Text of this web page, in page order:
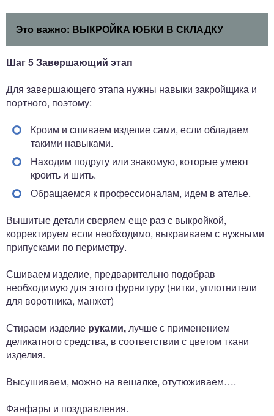
Это важно: ВЫКРОЙКА ЮБКИ В СКЛАДКУ
Шаг 5 Завершающий этап
Для завершающего этапа нужны навыки закройщика и
портного, поэтому:
Кроим и сшиваем изделие сами, если обладаем
такими навыками.
Находим подругу или знакомую, которые умеют
кроить и шить.
Обращаемся к профессионалам, идем в ателье.
Вышитые детали сверяем еще раз с выкройкой,
корректируем если необходимо, выкраиваем с нужными
припусками по периметру.
Сшиваем изделие, предварительно подобрав
необходимую для этого фурнитуру (нитки, уплотнители
для воротника, манжет)
Стираем изделие руками,лучше с применением
деликатного средства, в соответствии с цветом ткани
изделия.
Высушиваем, можно на вешалке, отутюживаем….
Фанфары и поздравления.